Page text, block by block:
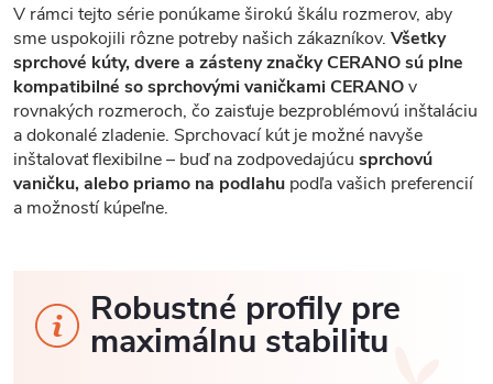
V rámci tejto série ponúkame širokú škálu rozmerov, aby
sme uspokojili rôzne potreby našich zákazníkov. Všetky
sprchové kúty, dvere a zásteny značky CERANO sú plne
kompatibilné so sprchovými vaničkami CERANOv
rovnakých rozmeroch, čo zaisťuje bezproblémovú inštaláciu
a dokonalé zladenie. Sprchovací kút je možné navyše
inštalovať flexibilne – buď na zodpovedajúcu sprchovú
vaničku, alebo priamo na podlahu podľa vašich preferencií
a možností kúpeľne.
Robustné profily pre
maximálnu stabilitu